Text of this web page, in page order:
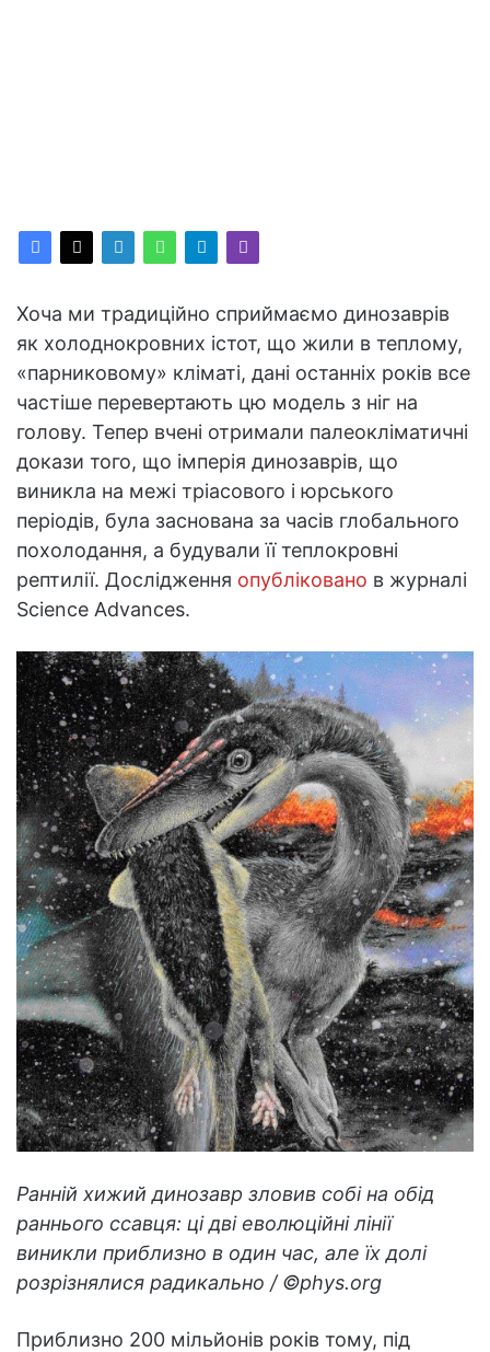
Хоча ми традиційно сприймаємо динозаврів
як холоднокровних істот, що жили в теплому,
«парниковому» кліматі, дані останніх років все
частіше перевертають цю модель з ніг на
голову. Тепер вчені отримали палеокліматичні
докази того, що імперія динозаврів, що
виникла на межі тріасового і юрського
періодів, була заснована за часів глобального
похолодання, а будували її теплокровні
рептилії. Дослідження опубліковано в журналі
Science Advances.
Ранній хижий динозавр зловив собі на обід
раннього ссавця: ці дві еволюційні лінії
виникли приблизно в один час, але їх долі
розрізнялися радикально / ©phys.org
Приблизно 200 мільйонів років тому, під